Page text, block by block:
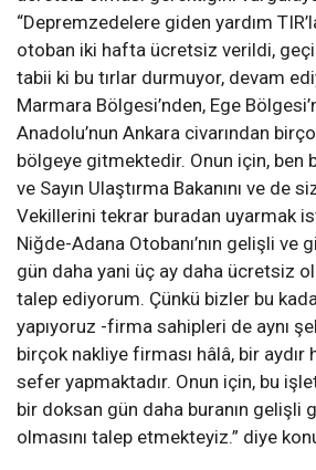
“Depremzedelere giden yardım
otoban iki hafta ücretsiz verildi,
tabii ki bu tırlar durmuyor, devam
Marmara Bölgesi’nden, Ege
Anadolu’nun Ankara civarından
bölgeye gitmektedir. Onun için, ben
ve Sayın Ulaştırma Bakanını ve de
Vekillerini tekrar buradan uyarmak
Niğde-Adana Otobanı’nın gelişli ve
gün daha yani üç ay daha ücretsiz
talep ediyorum. Çünkü bizler bu
yapıyoruz -firma sahipleri de aynı
birçok nakliye firması hâlâ, bir aydır
sefer yapmaktadır. Onun için, bu
bir doksan gün daha buranın gelişli
olmasını talep etmekteyiz.” diye